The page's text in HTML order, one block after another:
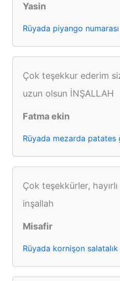
Yasin
Rüyada piyango
Çok teşekkur ederim
uzun olsun İNŞALLAH
Fatma ekin
Rüyada mezarda patates
Çok teşekkürler,
inşallah
Misafir
Rüyada kornişon